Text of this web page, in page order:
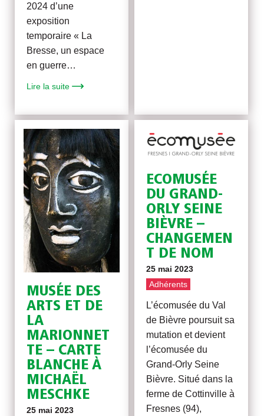
2024 d’une
exposition
temporaire « La
Bresse, un espace
en guerre…
Lire la suite
MUSÉE DES
ARTS ET DE
LA
MARIONNET
TE – CARTE
BLANCHE À
MICHAËL
MESCHKE
25 mai 2023
ECOMUSÉE
DU GRAND-
ORLY SEINE
BIÈVRE –
CHANGEMEN
T DE NOM
25 mai 2023
Adhérents
L’écomusée du Val
de Bièvre poursuit sa
mutation et devient
l’écomusée du
Grand-Orly Seine
Bièvre. Situé dans la
ferme de Cottinville à
Fresnes (94),